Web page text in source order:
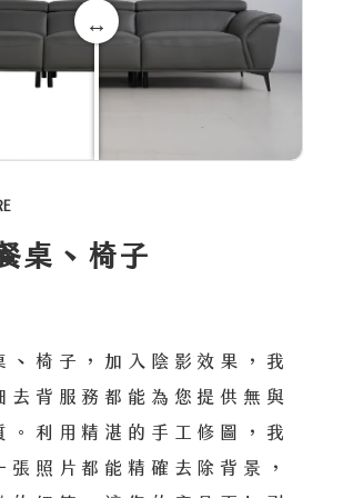
桌、椅子
、椅子，加入陰影效果，我
去背服務都能為您提供無與
。利用精湛的手工修圖，我
張照片都能精確去除背景，